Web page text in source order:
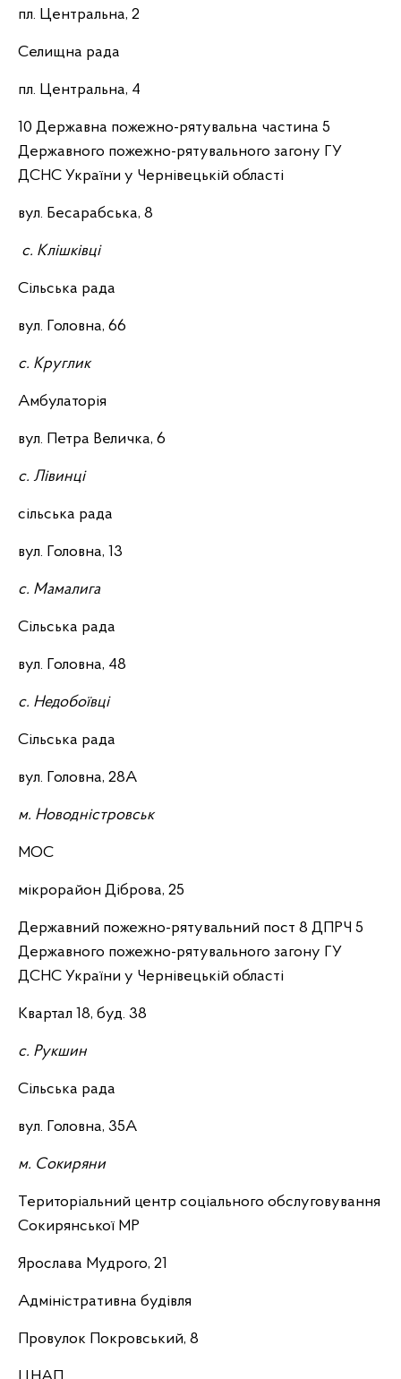
пл. Центральна, 2
Селищна рада
пл. Центральна, 4
10 Державна пожежно-рятувальна частина 5
Державного пожежно-рятувального загону ГУ
ДСНС України у Чернівецькій області
вул. Бесарабська, 8
с. Клішківці
Сільська рада
вул. Головна, 66
с. Круглик
Амбулаторія
вул. Петра Величка, 6
с. Лівинці
сільська рада
вул. Головна, 13
с. Мамалига
Сільська рада
вул. Головна, 48
с. Недобоївці
Сільська рада
вул. Головна, 28А
м. Новодністровськ
МОС
мікрорайон Діброва, 25
Державний пожежно-рятувальний пост 8 ДПРЧ 5
Державного пожежно-рятувального загону ГУ
ДСНС України у Чернівецькій області
Квартал 18, буд. 38
с. Рукшин
Сільська рада
вул. Головна, 35А
м. Сокиряни
Територіальний центр соціального обслуговування
Сокирянської МР
Ярослава Мудрого, 21
Адміністративна будівля
Провулок Покровський, 8